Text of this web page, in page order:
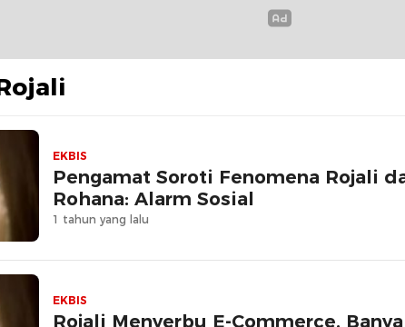
EKBIS
Pengamat Soroti Fenomena Rojali
Rohana: Alarm Sosial
1 tahun yang lalu
EKBIS
Rojali Menyerbu E-Commerce,